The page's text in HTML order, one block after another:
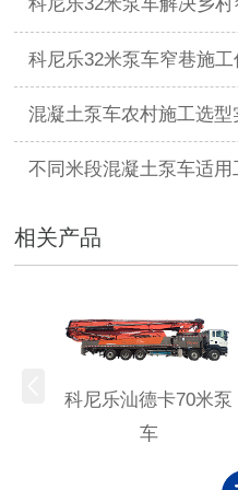
科尼乐32米泵车窄巷施
混凝土泵车农村施工选型
不同米段混凝土泵车适用
相关产品
科尼乐汕德卡70米泵
车